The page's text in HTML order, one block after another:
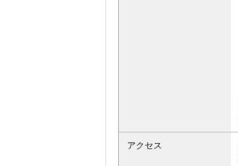
アクセス